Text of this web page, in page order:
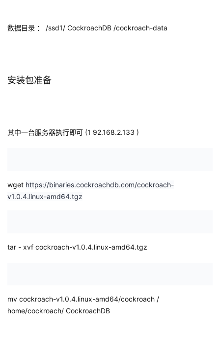
数据目录 ： /ssd1/ CockroachDB /cockroach-data
安装包准备
其中一台服务器执行即可 (1 92.168.2.133 )
wget https://binaries.cockroachdb.com/cockroach-
v1.0.4.linux-amd64.tgz
tar - xvf cockroach-v1.0.4.linux-amd64.tgz
mv cockroach-v1.0.4.linux-amd64/cockroach /
home/cockroach/ CockroachDB